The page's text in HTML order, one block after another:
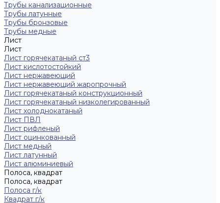
Трубы канализационные
Трубы латунные
Трубы бронзовые
Трубы медные
Лист
Лист
Лист горячекатаный ст3
Лист кислотостойкий
Лист нержавеющий
Лист нержавеющий жаропрочный
Лист горячекатаный конструкционный
Лист горячекатаный низколегированный
Лист холоднокатаный
Лист ПВЛ
Лист рифленый
Лист оцинкованный
Лист медный
Лист латунный
Лист алюминиевый
Полоса, квадрат
Полоса, квадрат
Полоса г/к
Квадрат г/к